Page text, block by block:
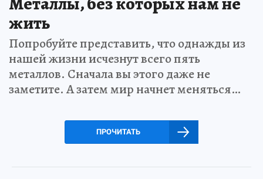
жить
Попробуйте представить, что однажды из
нашей жизни исчезнут всего пять
металлов. Сначала вы этого даже не
заметите. А затем мир начнет меняться…
ПРОЧИТАТЬ